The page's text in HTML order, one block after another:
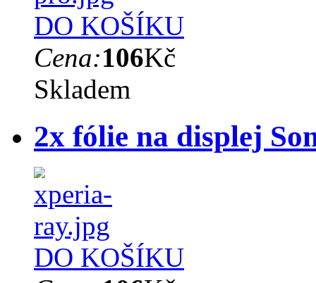
DO KOŠÍKU
Cena:106Kč
Skladem
2x fólie na displej
DO KOŠÍKU